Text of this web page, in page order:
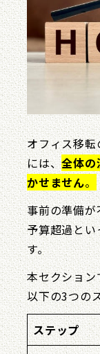
オフィス移
には、全体の
かせません。
事前の準備
予算超過と
す。
本セクショ
以下の3つの
ステップ